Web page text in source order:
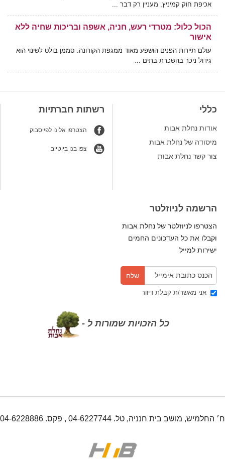
אכיפת חוק קמיניץ, מעניין רק דבר ...
הכול כלול: מטרדי רעש, חניה, אשפה ובריכות שחיה ללא
אישור
עולם תיירות הפנים הושפע מאוד ממגפת הקורונה. סממן בולט לשינוי הוא
גידול ניכר בהשכרת בתים ...
החוק!
שמחים ונרגשים עם 103 מלקוחותינו שסיימו לאחרונה תהליך ארוך ומורכב
רמ"י מכה בכל הכוח במושבי ישראל מחייבת דמי שימוש
עבור מבנים שנעשה בהם שימוש חורג
בעלי נחלות ברחבי ישראל מחויבים בדמי שימוש עבור מבנים שאין להם
היתר בנייה?
והזעם מופנים אל הועדות ...
30 שנה אחרי שנעקר לטובת הרחבה, בעליו של פרדס
במסגרת בניית הרחבה, הפקיע מושב גילת פרדס לימונים של חבר
המושב, ובתמורה נתן לו זכות למגרש ...
לצמיתות בחלקה, ביהמ"ש הורה על פינוי
מינוי ממשיך למשק חקלאי ממשיך לייצר סכסוכים קשים בין אחים בסוגיות
ממושב גבע כרמל, אך לאחר ...
רק ל-10% מהלולים בישראל יש רישיון עסק. ולכם?
כללי
אודות נחלת אבות
מיסודה של נחלת אבות
צור קשר נחלת אבות
רשתות חברתיות
הצטרפו אלינו לפייסבוק
צפו בנו ביוטיוב
הרשמה לניוזלטר
הצטרפו לניוזלטר של נחלת אבות
וקבלו את כל העדכונים החמים
ישירות למייל
אני מאשר/ת קבלת דיוור
כל הזכויות שמורות ל -
חנניה, טל. 04-6227744 , פקס. 04-6228886